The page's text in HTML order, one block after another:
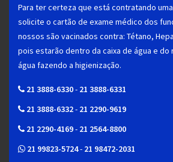
Para ter certeza que está contratando
solicite o cartão de exame médico dos
nossos são vacinados contra: Tétano,
pois estarão dentro da caixa de água e
água fazendo a higienização.
21 3888-6330- 21 3888-6331
21 3888-6332- 21 2290-9619
21 2290-4169- 21 2564-8800
21 99823-5724- 21 98472-2031